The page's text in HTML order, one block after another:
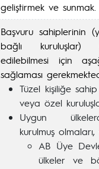
geliştirmek ve sunmak.
Başvuru sahiplerinin
bağlı kuruluşlar)
edilebilmesi için
sağlaması
Tüzel kişiliğe
veya özel
Uygun
kurulmuş
AB Üye
ülkeler ve